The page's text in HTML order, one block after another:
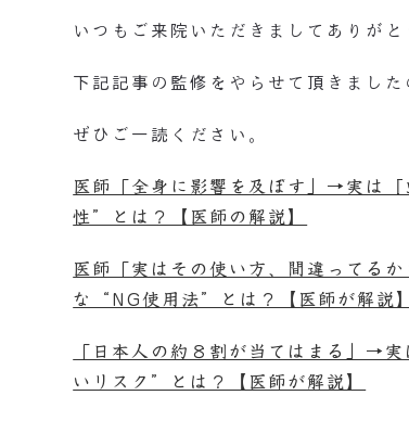
いつもご来院いただきましてありがと
下記記事の監修をやらせて頂きました
ぜひご一読ください。
医師「全身に影響を及ぼす」→実は
性”とは？【医師の解説】
医師「実はその使い方、間違ってる
な“NG使用法”とは？【医師が解説】
「日本人の約８割が当てはまる」→
いリスク”とは？【医師が解説】